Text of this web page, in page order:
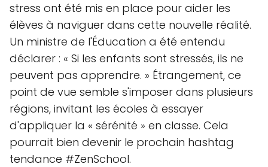
stress ont été mis en place pour aider les
élèves à naviguer dans cette nouvelle réalité.
Un ministre de l'Éducation a été entendu
déclarer : « Si les enfants sont stressés, ils ne
peuvent pas apprendre. » Étrangement, ce
point de vue semble s'imposer dans plusieurs
régions, invitant les écoles à essayer
d'appliquer la « sérénité » en classe. Cela
pourrait bien devenir le prochain hashtag
tendance #ZenSchool.